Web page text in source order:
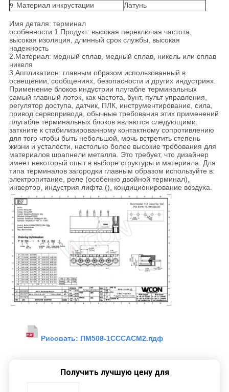
9. Материал инкрустации Латунь
Имя деталя: терминал
особенности 1.Продукт: высокая переключая частота,
высокая изоляция, длинный срок службы, высокая
надежность
2.Материал: медный сплав, медный сплав, никель или сплав
никеля
3.Аппликатион: главным образом использованный в
освещении, сообщениях, безопасности и других индустриях.
Применение блоков индустрии плугабле терминальных
самый главный лоток, как частота, бунт, пульт управления,
регулятор доступа, датчик, ПЛК, инструментирование, сила,
привод сервопривода, обычные требования этих применений
плугабле терминальных блоков являются следующими:
заткните к стабилизированному контактному сопротивлению
для того чтобы быть небольшой, мочь встретить степень
жизни и усталости, настолько более высокие требования для
материалов шрапнели металла. Это требует, что дизайнер
имеет некоторый опыт в выборе структуры и материала. Для
типа терминалов загородки главным образом используйте в:
электропитание, реле (особенно двойной терминал),
инвертор, индустрия лифта (), кондиционирование воздуха.
Рисовать: ПМ508-1СССАСМ2.пдф
Получить лучшую цену для